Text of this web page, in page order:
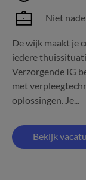
Niet
De wijk maakt je
iedere
Verzorgende IG
met
oplossingen. Je...
Bekijk